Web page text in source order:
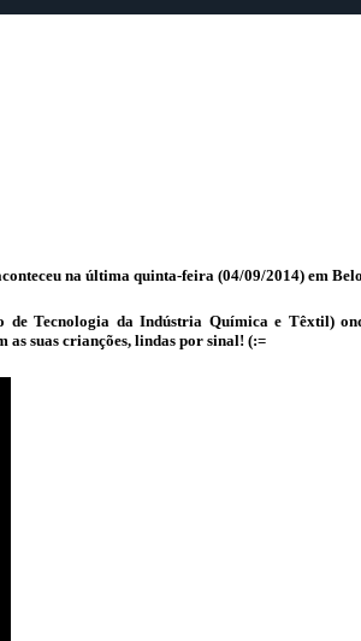
na última quinta-feira (04/09/2014) em
Tecnologia da Indústria Química e Têxtil)
suas crianções, lindas por sinal! (:=